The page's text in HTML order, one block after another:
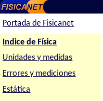
Portada de Fisicanet
Indice de Física
Unidades y medidas
Errores y mediciones
Estática